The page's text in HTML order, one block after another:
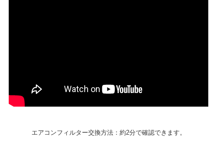
エアコンフィルター交換方法：約2分で確認できます。